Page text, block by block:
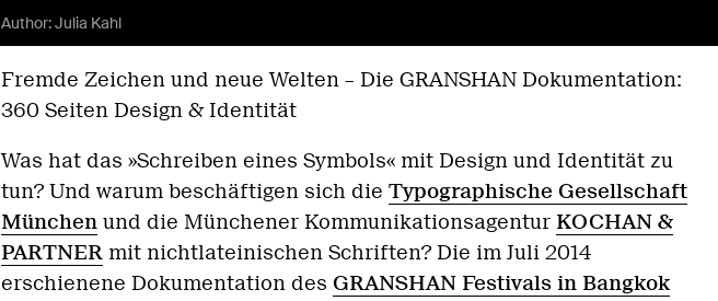
Author:Julia Kahl
Fremde Zeichen und neue Welten – Die GRANSHAN Dokumentation:
360 Seiten Design & Identität
Was hat das »Schreiben eines Symbols« mit Design und Identität zu
tun? Und warum beschäftigen sich die Typographische Gesellschaft
München und die Münchener Kommunikationsagentur KOCHAN &
PARTNER mit nichtlateinischen Schriften? Die im Juli 2014
erschienene Dokumentation des GRANSHAN Festivals in Bangkok